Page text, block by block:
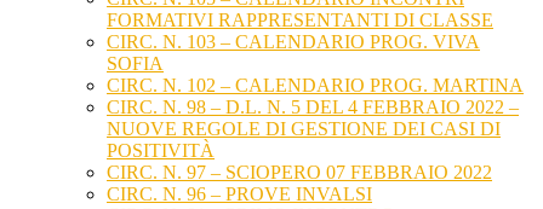
FORMATIVI RAPPRESENTANTI DI CLASSE
CIRC. N. 103 – CALENDARIO PROG. VIVA
SOFIA
CIRC. N. 102 – CALENDARIO PROG. MARTINA
CIRC. N. 98 – D.L. N. 5 DEL 4 FEBBRAIO 2022 –
NUOVE REGOLE DI GESTIONE DEI CASI DI
POSITIVITÀ
CIRC. N. 97 – SCIOPERO 07 FEBBRAIO 2022
CIRC. N. 96 – PROVE INVALSI